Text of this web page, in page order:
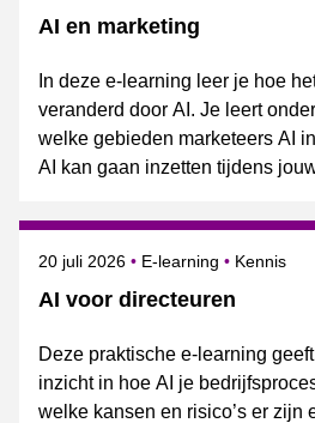
AI en marketing
In deze e-learning leer je hoe
veranderd door AI. Je leert
welke gebieden marketeers AI
AI kan gaan inzetten tijdens
AI voor directeuren
Gepubliceerd op
20 juli 2026 E-learning Kennis
Deze praktische e-learning
inzicht in hoe AI je
welke kansen en risico’s er zijn